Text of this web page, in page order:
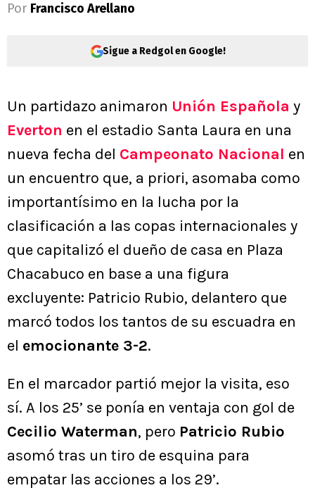
Por Francisco Arellano
Sigue a Redgol en Google!
Un partidazo animaron Unión Española y
Everton en el estadio Santa Laura en una
nueva fecha del Campeonato Nacional en
un encuentro que, a priori, asomaba como
importantísimo en la lucha por la
clasificación a las copas internacionales y
que capitalizó el dueño de casa en Plaza
Chacabuco en base a una figura
excluyente: Patricio Rubio, delantero que
marcó todos los tantos de su escuadra en
el emocionante 3-2.
En el marcador partió mejor la visita, eso
sí. A los 25’ se ponía en ventaja con gol de
Cecilio Waterman, pero Patricio Rubio
asomó tras un tiro de esquina para
empatar las acciones a los 29’.